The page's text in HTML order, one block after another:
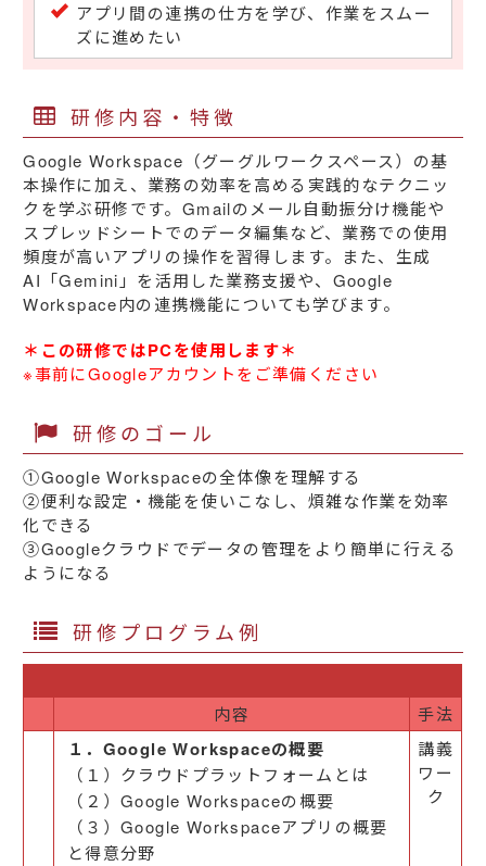
アプリ間の連携の仕方を学び、作業をスムー
ズに進めたい
研修内容・特徴
Google Workspace（グーグルワークスペース）の基
本操作に加え、業務の効率を高める実践的なテクニッ
クを学ぶ研修です。Gmailのメール自動振分け機能や
スプレッドシートでのデータ編集など、業務での使用
頻度が高いアプリの操作を習得します。また、生成
AI「Gemini」を活用した業務支援や、Google
Workspace内の連携機能についても学びます。
＊この研修ではPCを使用します＊
※事前にGoogleアカウントをご準備ください
研修のゴール
①Google Workspaceの全体像を理解する
②便利な設定・機能を使いこなし、煩雑な作業を効率
化できる
③Googleクラウドでデータの管理をより簡単に行える
ようになる
研修プログラム例
内容 手法
１．Google Workspaceの概要
（１）クラウドプラットフォームとは
（２）Google Workspaceの概要
（３）Google Workspaceアプリの概要
と得意分野
講義
ワー
ク